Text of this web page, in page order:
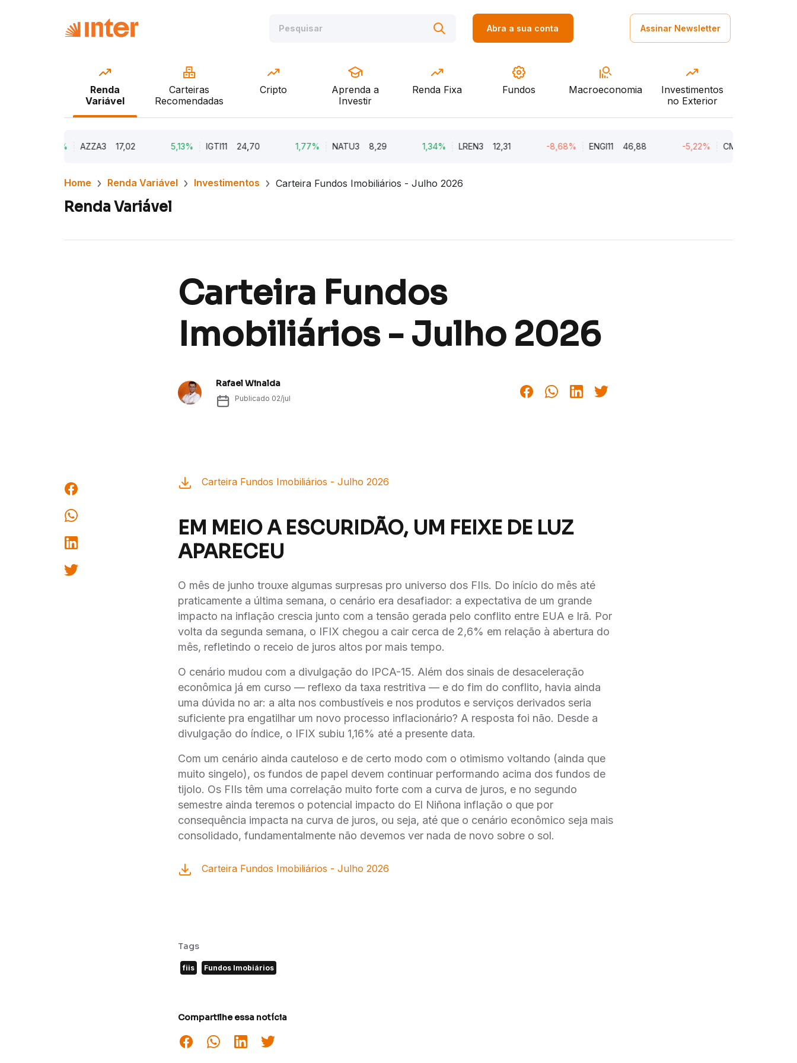
Abra a sua conta Assinar Newsletter
Renda
Variável
Carteiras
Recomendadas
Cripto
Aprenda a
Investir
Renda Fixa Fundos Macroeconomia
Investimentos
no Exterior
AZZA3 17,02 5,13% IGTI11 24,70 1,77% NATU3 8,29 1,34% LREN3 12,31 -8,68% ENGI11 46,88 -5,22% CMIN3
Home Renda Variável Investimentos Carteira Fundos Imobiliários - Julho 2026
Renda Variável
Carteira Fundos
Imobiliários - Julho 2026
Rafael Winalda
Publicado 02/jul
Carteira Fundos Imobiliários - Julho 2026
EM MEIO A ESCURIDÃO, UM FEIXE DE LUZ
APARECEU
O mês de junho trouxe algumas surpresas pro universo dos FIIs. Do início do mês até
praticamente a última semana, o cenário era desafiador: a expectativa de um grande
impacto na inflação crescia junto com a tensão gerada pelo conflito entre EUA e Irã. Por
volta da segunda semana, o IFIX chegou a cair cerca de 2,6% em relação à abertura do
mês, refletindo o receio de juros altos por mais tempo.
O cenário mudou com a divulgação do IPCA-15. Além dos sinais de desaceleração
econômica já em curso — reflexo da taxa restritiva — e do fim do conflito, havia ainda
uma dúvida no ar: a alta nos combustíveis e nos produtos e serviços derivados seria
suficiente pra engatilhar um novo processo inflacionário? A resposta foi não. Desde a
divulgação do índice, o IFIX subiu 1,16% até a presente data.
Com um cenário ainda cauteloso e de certo modo com o otimismo voltando (ainda que
muito singelo), os fundos de papel devem continuar performando acima dos fundos de
tijolo. Os FIIs têm uma correlação muito forte com a curva de juros, e no segundo
semestre ainda teremos o potencial impacto do El Niñona inflação o que por
consequência impacta na curva de juros, ou seja, até que o cenário econômico seja mais
consolidado, fundamentalmente não devemos ver nada de novo sobre o sol.
Carteira Fundos Imobiliários - Julho 2026
Tags
fiis Fundos Imobiários
Compartilhe essa notícia